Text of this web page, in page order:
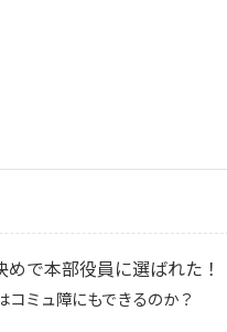
めで本部役員に選ばれた！
コミュ障にもできるのか？